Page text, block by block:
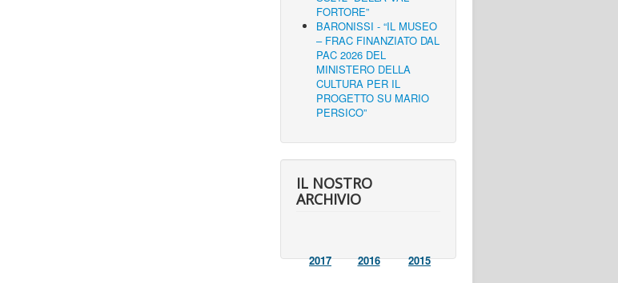
FORTORE”
BARONISSI - “IL MUSEO
– FRAC FINANZIATO DAL
PAC 2026 DEL
MINISTERO DELLA
CULTURA PER IL
PROGETTO SU MARIO
PERSICO”
IL NOSTRO
ARCHIVIO
2017 2016 2015